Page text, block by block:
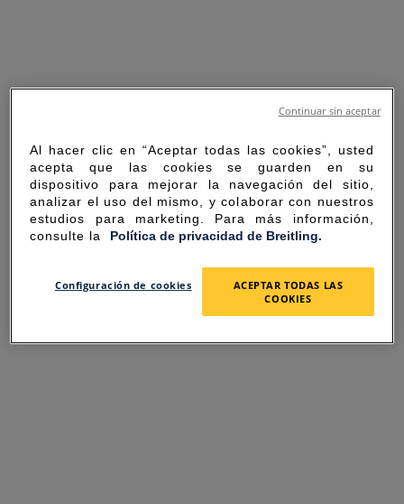
SORRY FOR THE
INCONVENIENCE
Al hacer clic en “Aceptar todas las cookies”, usted
acepta que las cookies se guarden en su
dispositivo para mejorar la navegación del sitio,
analizar el uso del mismo, y colaborar con nuestros
estudios para marketing. Para más información,
consulte la Política de privacidad de Breitling.
Configuración de cookies
ACEPTAR TODAS LAS
COOKIES
Continuar sin aceptar